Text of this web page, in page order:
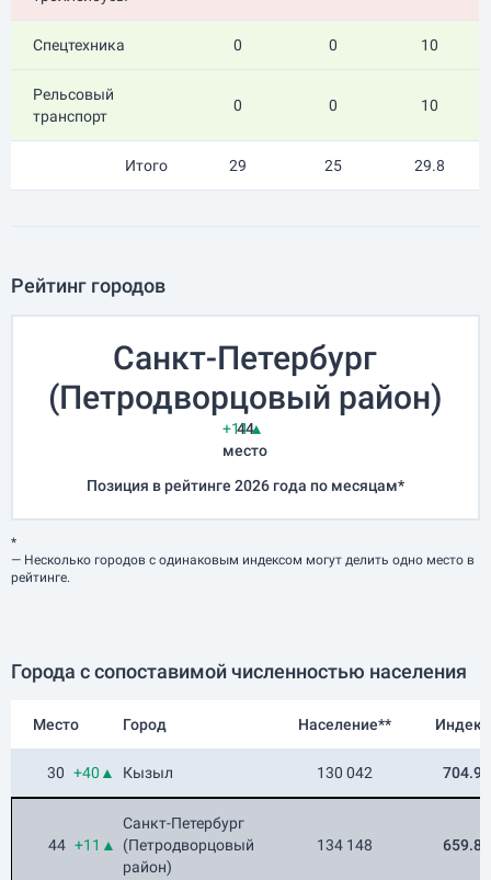
Спецтехника 0 0 10
Рельсовый
транспорт
0 0 10
Итого 29 25 29.8
Рейтинг городов
Санкт-Петербург
(Петродворцовый район)
44
место
+11▲
Позиция в рейтинге 2026 года по месяцам*
*
— Несколько городов с одинаковым индексом могут делить одно место в
рейтинге.
Города с сопоставимой численностью населения
Место Город Население** Индекс
30 +40▲ Кызыл 130 042 704.9
44 +11▲
Санкт-Петербург
(Петродворцовый
район)
134 148 659.8